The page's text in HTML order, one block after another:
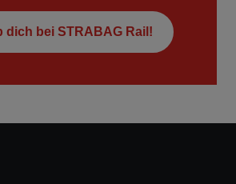
dich bei STRABAG Rail!